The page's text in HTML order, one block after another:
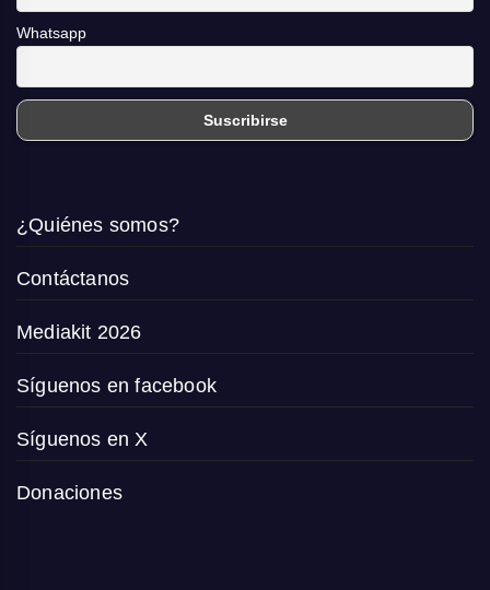
Whatsapp
¿Quiénes somos?
Contáctanos
Mediakit 2026
Síguenos en facebook
Síguenos en X
Donaciones